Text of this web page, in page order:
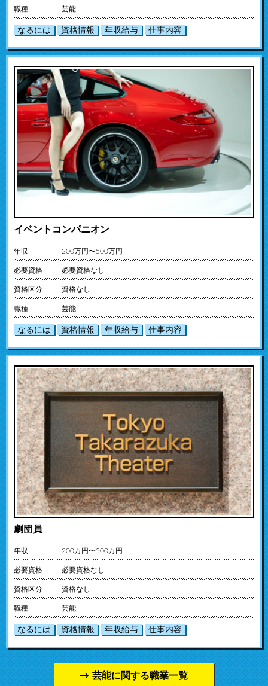
職種 芸能
なるには 資格情報 年収給与 仕事内容
イベントコンパニオン
年収 200万円〜500万円
必要資格 必要資格なし
資格区分 資格なし
職種 芸能
なるには 資格情報 年収給与 仕事内容
劇団員
年収 200万円〜500万円
必要資格 必要資格なし
資格区分 資格なし
職種 芸能
なるには 資格情報 年収給与 仕事内容
芸能に関する職業一覧